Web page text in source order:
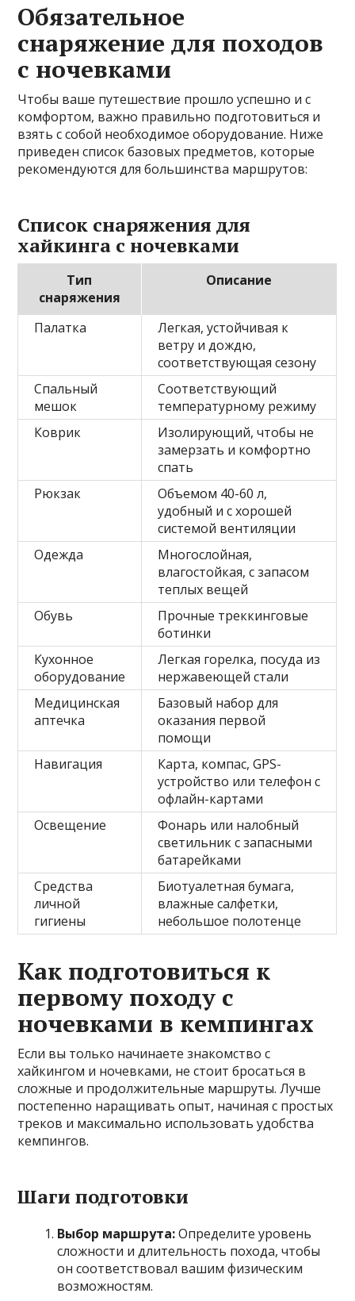
Обязательное
снаряжение для походов
с ночевками
Чтобы ваше путешествие прошло успешно и с
комфортом, важно правильно подготовиться и
взять с собой необходимое оборудование. Ниже
приведен список базовых предметов, которые
рекомендуются для большинства маршрутов:
Список снаряжения для
хайкинга с ночевками
Тип
снаряжения
Описание
Палатка
Легкая, устойчивая к
ветру и дождю,
соответствующая сезону
Спальный
мешок
Соответствующий
температурному режиму
Коврик
Изолирующий, чтобы не
замерзать и комфортно
спать
Рюкзак
Объемом 40-60 л,
удобный и с хорошей
системой вентиляции
Одежда
Многослойная,
влагостойкая, с запасом
теплых вещей
Обувь
Прочные треккинговые
ботинки
Кухонное
оборудование
Легкая горелка, посуда из
нержавеющей стали
Медицинская
аптечка
Базовый набор для
оказания первой
помощи
Навигация
Карта, компас, GPS-
устройство или телефон с
офлайн-картами
Освещение
Фонарь или налобный
светильник с запасными
батарейками
Средства
личной
гигиены
Биотуалетная бумага,
влажные салфетки,
небольшое полотенце
Как подготовиться к
первому походу с
ночевками в кемпингах
Если вы только начинаете знакомство с
хайкингом и ночевками, не стоит бросаться в
сложные и продолжительные маршруты. Лучше
постепенно наращивать опыт, начиная с простых
треков и максимально использовать удобства
кемпингов.
Шаги подготовки
Выбор маршрута:Определите уровень
сложности и длительность похода, чтобы
он соответствовал вашим физическим
возможностям.